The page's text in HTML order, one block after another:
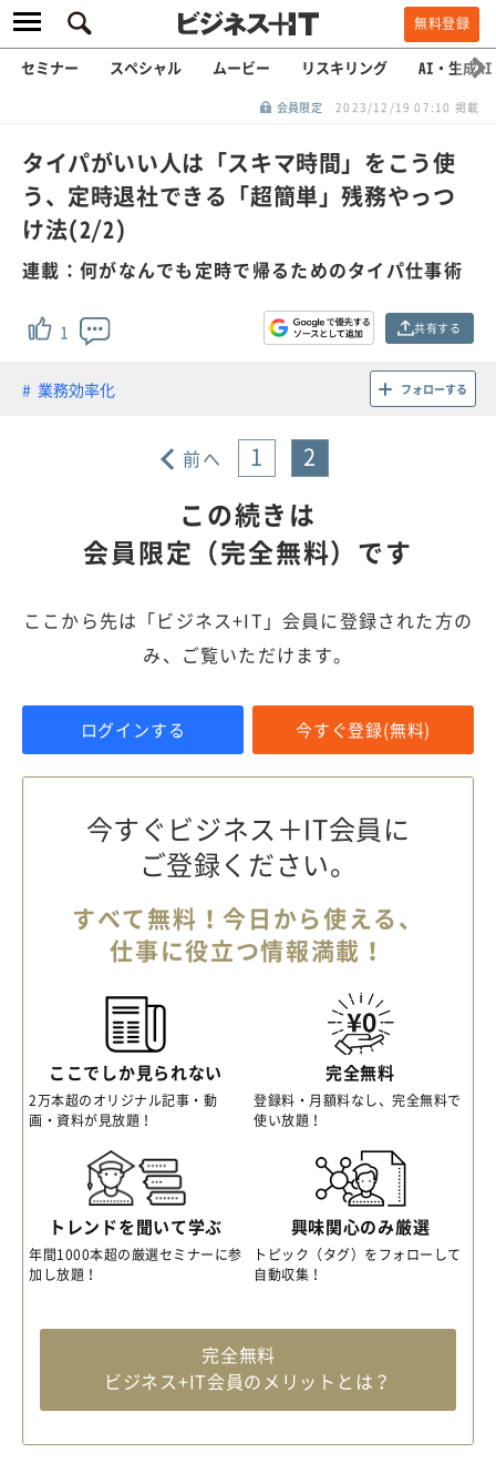
無料登録
セミナー スペシャル ムービー リスキリング AI・生成AI
会員限定 2023/12/19 07:10 掲載
タイパがいい人は「スキマ時間」をこう使
う、定時退社できる「超簡単」残務やっつ
け法(2/2)
連載：何がなんでも定時で帰るためのタイパ仕事術
1 共有する
業務効率化 フォローする
前へ 1 2
この続きは
会員限定（完全無料）です
ここから先は「ビジネス+IT」会員に登録された方の
み、ご覧いただけます。
ログインする 今すぐ登録(無料)
今すぐビジネス＋IT会員に
ご登録ください。
すべて無料！今日から使える、
仕事に役立つ情報満載！
ここでしか見られない
2万本超のオリジナル記事・動
画・資料が見放題！
完全無料
登録料・月額料なし、完全無料で
使い放題！
トレンドを聞いて学ぶ
年間1000本超の厳選セミナーに参
加し放題！
興味関心のみ厳選
トピック（タグ）をフォローして
自動収集！
完全無料
ビジネス+IT会員のメリットとは？